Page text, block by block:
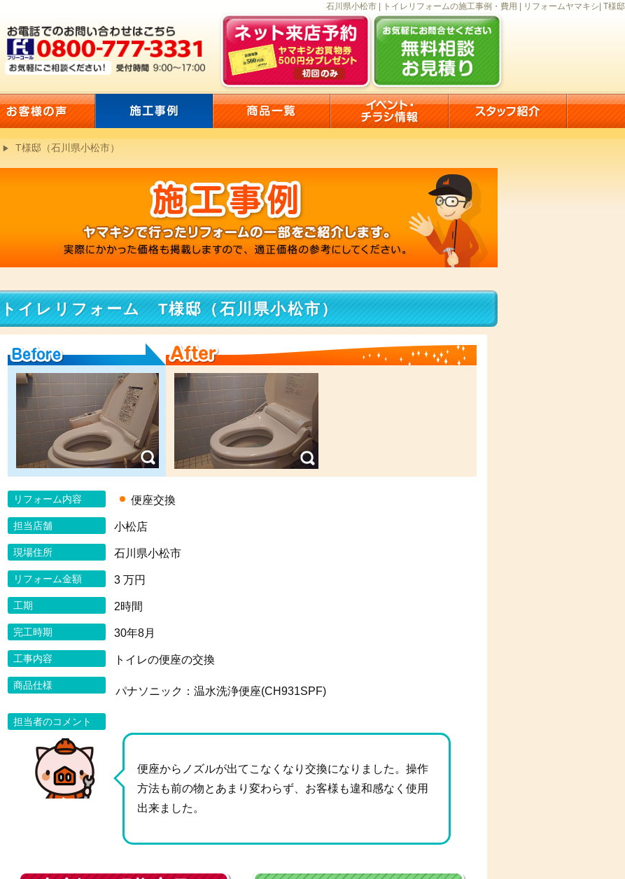
石川県小松市 | トイレリフォームの施工事例・費用 | リフォームヤマキシ| T様邸
T様邸（石川県小松市）
トイレリフォーム T様邸（石川県小松市）
Before After
リフォーム内容 便座交換
担当店舗 小松店
現場住所 石川県小松市
リフォーム金額 3 万円
工期 2時間
完工時期 30年8月
工事内容 トイレの便座の交換
商品仕様 パナソニック：温水洗浄便座(CH931SPF)
担当者のコメント
便座からノズルが出てこなくなり交換になりました。操作
方法も前の物とあまり変わらず、お客様も違和感なく使用
出来ました。